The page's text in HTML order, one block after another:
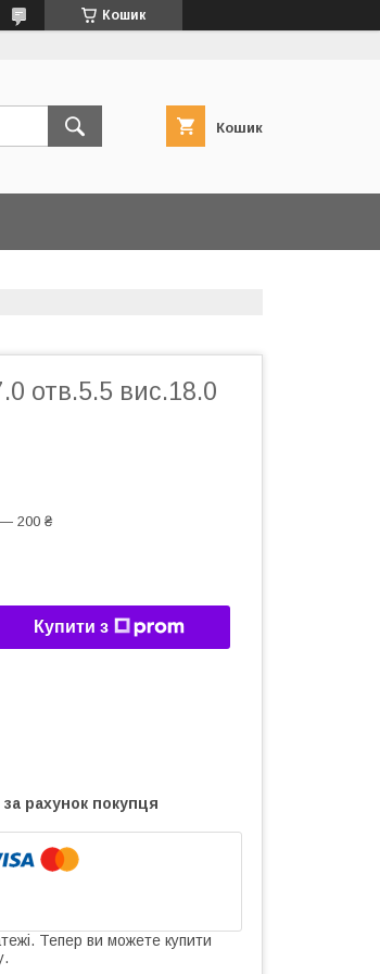
Кошик
Кошик
отв.5.5 вис.18.0
— 200 ₴
Купити з
за рахунок покупця
Тепер ви можете купити